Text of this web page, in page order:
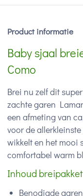
Product informatie
Baby sjaal
Como
Brei nu zelf dit
zachte garen
een afmeting van
voor de
wikkelt en het mooi
comfortabel warm
Inhoud
Benodigde